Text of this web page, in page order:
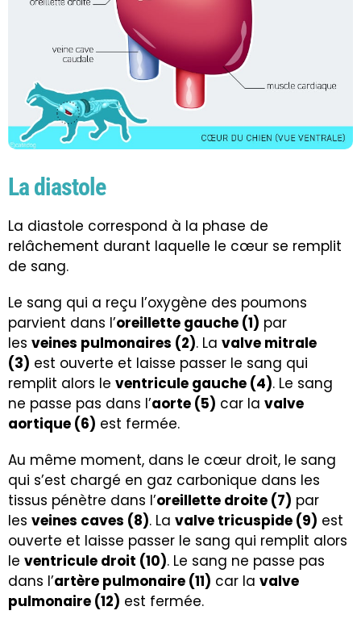
La diastole
La diastole correspond à la phase de
relâchement durant laquelle le cœur se remplit
de sang.
Le sang qui a reçu l’oxygène des poumons
parvient dans l’oreillette gauche (1) par
les veines pulmonaires (2). La valve mitrale
(3) est ouverte et laisse passer le sang qui
remplit alors le ventricule gauche (4). Le sang
ne passe pas dans l’aorte (5) car la valve
aortique (6) est fermée.
Au même moment, dans le cœur droit, le sang
qui s’est chargé en gaz carbonique dans les
tissus pénètre dans l’oreillette droite (7) par
les veines caves (8). La valve tricuspide (9) est
ouverte et laisse passer le sang qui remplit alors
le ventricule droit (10). Le sang ne passe pas
dans l’artère pulmonaire (11) car la valve
pulmonaire (12) est fermée.